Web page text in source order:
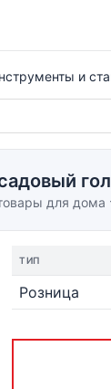
и
для дома
ТИП
Розница